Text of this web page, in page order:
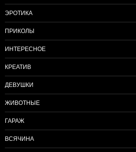
ЭРОТИКА
ПРИКОЛЫ
ИНТЕРЕСНОЕ
КРЕАТИВ
ДЕВУШКИ
ЖИВОТНЫЕ
ГАРАЖ
ВСЯЧИНА